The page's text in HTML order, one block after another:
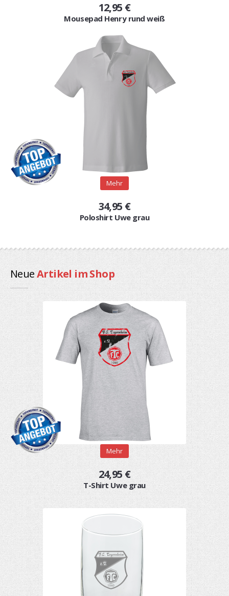
12,95 €
Mousepad Henry rund weiß
Mehr
34,95 €
Poloshirt Uwe grau
NeueArtikel im Shop
Mehr
24,95 €
T-Shirt Uwe grau